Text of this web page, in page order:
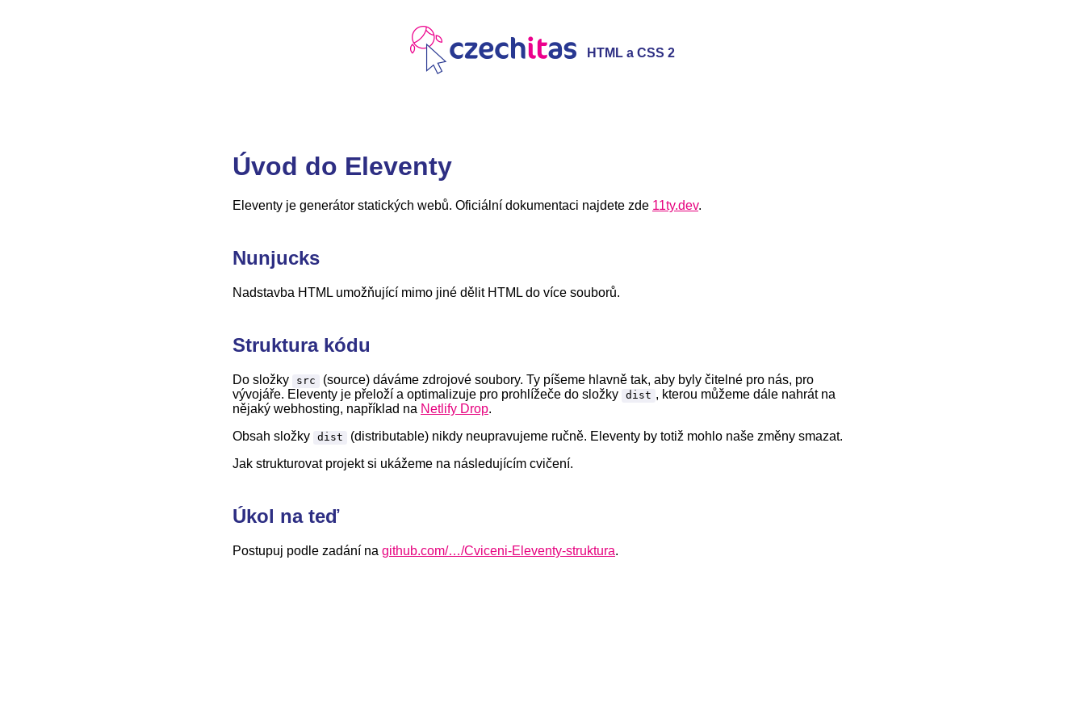
HTML a CSS 2
Úvod do Eleventy
Eleventy je generátor statických webů. Oficiální dokumentaci najdete zde 11ty.dev.
Nunjucks
Nadstavba HTML umožňující mimo jiné dělit HTML do více souborů.
Struktura kódu
Do složky src
(source) dáváme zdrojové soubory. Ty píšeme hlavně tak, aby byly čitelné pro nás, pro
vývojáře. Eleventy je přeloží a optimalizuje pro prohlížeče do složky dist , kterou můžeme dále nahrát na
nějaký webhosting, například na Netlify Drop.
Obsah složky dist
(distributable) nikdy neupravujeme ručně. Eleventy by totiž mohlo naše změny smazat.
Jak strukturovat projekt si ukážeme na následujícím cvičení.
Úkol na teď
Postupuj podle zadání na github.com/…/Cviceni-Eleventy-struktura.